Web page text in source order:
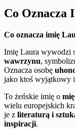
Co Oznacza
Co oznacza imię
Imię Laura wywodzi
wawrzynu,
Oznacza osobę
jako ktoś wyjątkowy
To żeńskie imię o
wielu europejskich
je z literaturą i
inspiracji.